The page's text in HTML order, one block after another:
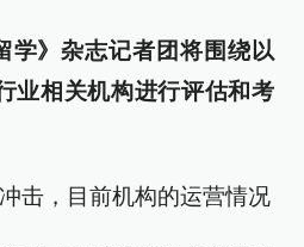
学》杂志记者团将围绕以
业相关机构进行评估和考
击，目前机构的运营情况